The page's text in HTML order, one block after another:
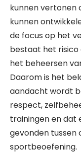
kunnen vertonen
kunnen
de focus op het
bestaat het
het beheersen
Daarom is het
aandacht wordt
respect,
trainingen en dat
gevonden tussen
sportbeoefening.